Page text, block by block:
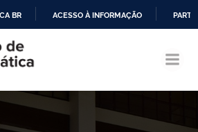
CONTEÚDO
BR ACESSO À INFORMAÇÃO